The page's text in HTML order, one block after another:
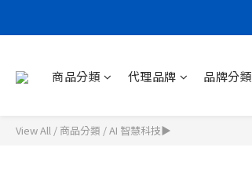
商品分類 代理品牌 品牌分類
View All / 商品分類 /AI 智慧科技▶